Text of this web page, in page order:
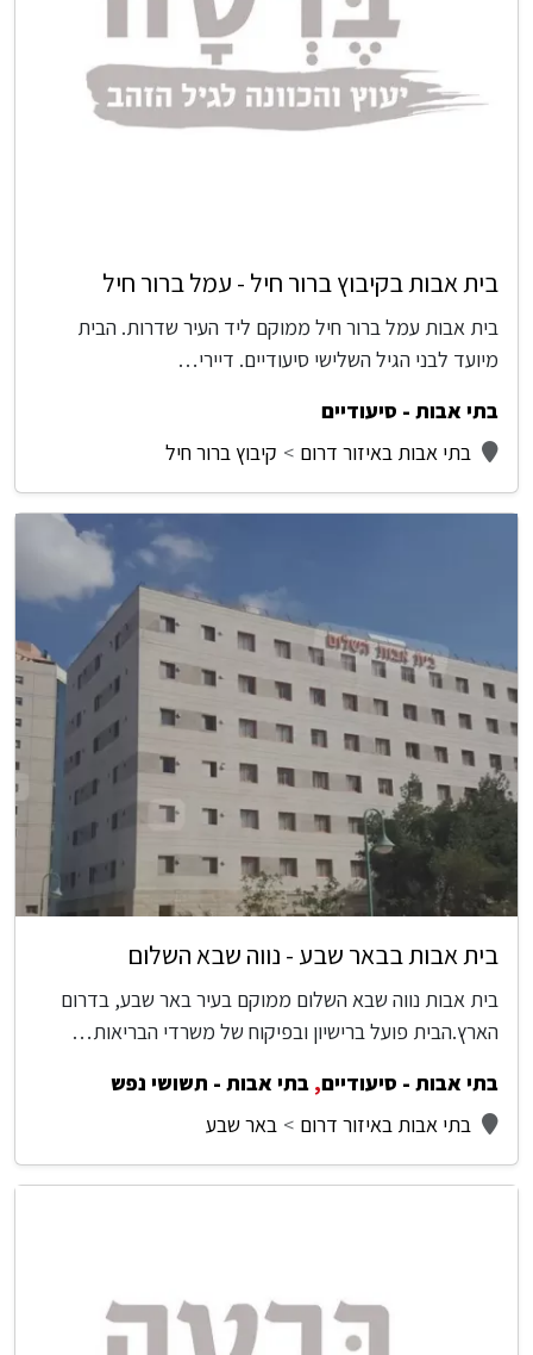
בית אבות בקיבוץ ברור חיל - עמל ברור חיל
בית אבות עמל ברור חיל ממוקם ליד העיר שדרות. הבית
מיועד לבני הגיל השלישי סיעודיים. דיירי…
בתי אבות - סיעודיים
בתי אבות באיזור דרום
קיבוץ ברור חיל
בית אבות בבאר שבע - נווה שבא השלום
בית אבות נווה שבא השלום ממוקם בעיר באר שבע, בדרום
הארץ.הבית פועל ברישיון ובפיקוח של משרדי הבריאות…
בתי אבות - סיעודיים, בתי אבות - תשושי נפש
בתי אבות באיזור דרום
באר שבע